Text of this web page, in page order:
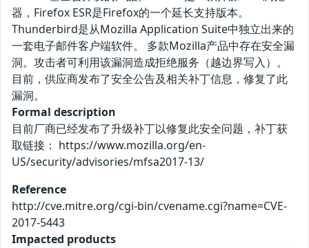
器，Firefox ESR是Firefox的一个延长支持版本。
Thunderbird是从Mozilla Application Suite中独立出来的
一套电子邮件客户端软件。 多款Mozilla产品中存在安全漏
洞。攻击者可利用该漏洞造成拒绝服务（越边界写入）。
目前，供应商发布了安全公告及相关补丁信息，修复了此
漏洞。
Formal description
目前厂商已经发布了升级补丁以修复此安全问题，补丁获
取链接： https://www.mozilla.org/en-
US/security/advisories/mfsa2017-13/
Reference
http://cve.mitre.org/cgi-bin/cvename.cgi?name=CVE-
2017-5443
Impacted products